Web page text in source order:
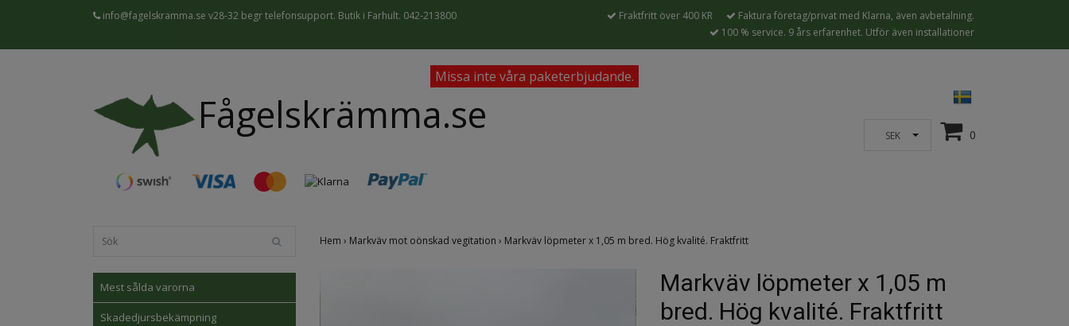
info@fagelskramma.se v28-32 begr telefonsupport. Butik i Farhult. 042-213800 Fraktfritt över 400 KR
Faktura företag/privat med Klarna, även avbetalning.
100 % service. 9 års erfarenhet. Utför även installationer
Missa inte våra paketerbjudande.
Fågelskrämma.se SEK 0
Mest sålda varorna
Skadedjursbekämpning
Hem › Markväv mot oönskad vegitation › Markväv löpmeter x 1,05 m bred. Hög kvalité. Fraktfritt
Markväv löpmeter x 1,05 m
bred. Hög kvalité. Fraktfritt